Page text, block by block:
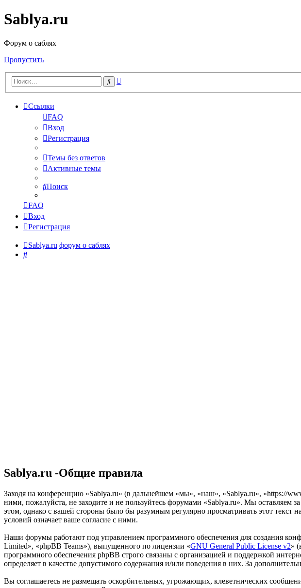
Sablya.ru
Форум о саблях
Пропустить
Поиск
Ссылки
FAQ
Вход
Регистрация
Темы без ответов
Активные темы
Поиск
FAQ
Вход
Регистрация
Sablya.ru форум о саблях
Поиск
Sablya.ru -Общие правила
Заходя на конференцию «Sablya.ru» (в дальнейшем «мы», «наш», «Sablya.ru», «https://
ними, пожалуйста, не заходите и не пользуйтесь форумами «Sablya.ru». Мы оставляем
этом, однако с вашей стороны было бы разумным регулярно просматривать этот текст
условий означает ваше согласие с ними.
Наши форумы работают под управлением программного обеспечения для создания
Limited», «phpBB Teams»), выпущенного по лицензии «GNU General Public License v2»
программного обеспечения phpBB строго связаны с организацией и поддержкой
определяет в качестве допустимого содержания и/или поведения в них. За
Вы соглашаетесь не размещать оскорбительных, угрожающих, клеветнических